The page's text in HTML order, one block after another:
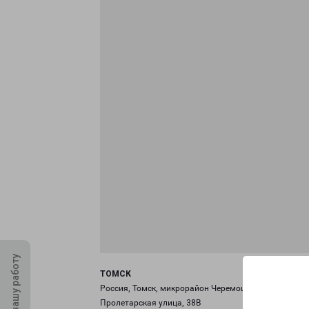
ТОМСК
Россия, Томск, микрорайон Черемошники,
Пролетарская улица, 38В